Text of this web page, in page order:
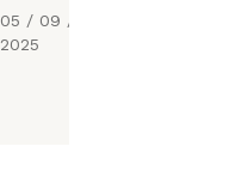
05 / 09 /
2025